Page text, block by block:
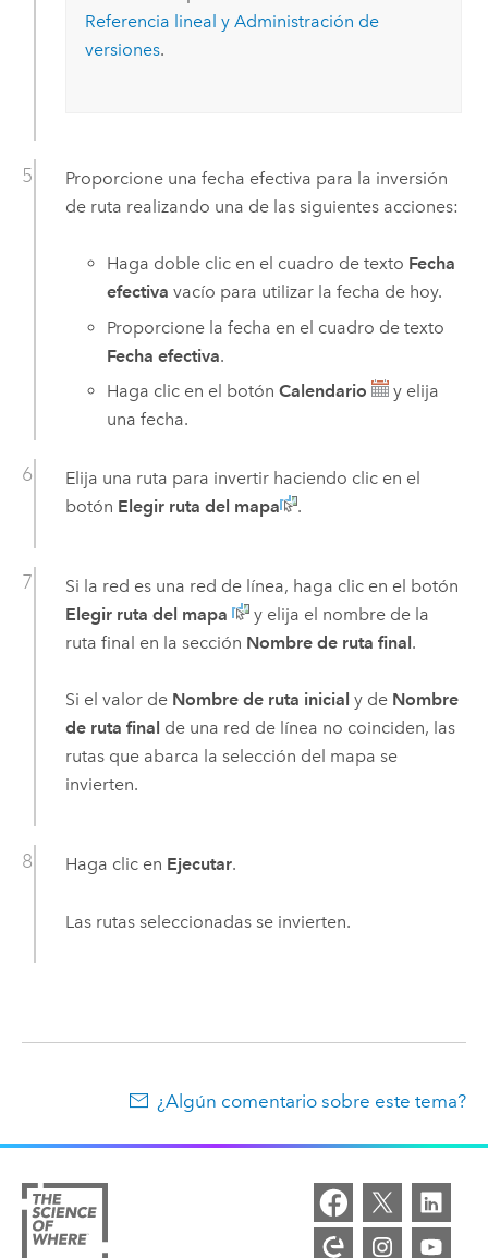
Referencia lineal y Administración de
versiones.
Proporcione una fecha efectiva para la inversión
de ruta realizando una de las siguientes acciones:
Haga doble clic en el cuadro de texto Fecha
efectiva vacío para utilizar la fecha de hoy.
Proporcione la fecha en el cuadro de texto
Fecha efectiva.
Haga clic en el botónCalendario
y elija
una fecha.
Elija una ruta para invertir haciendo clic en el
botón Elegir ruta del mapa .
Si la red es una red de línea, haga clic en el botón
Elegir ruta del mapa
y elija el nombre de la
ruta final en la sección Nombre de ruta final.
Si el valor de Nombre de ruta inicial y de Nombre
de ruta final de una red de línea no coinciden, las
rutas que abarca la selección del mapa se
invierten.
Haga clic en Ejecutar.
Las rutas seleccionadas se invierten.
¿Algún comentario sobre este tema?